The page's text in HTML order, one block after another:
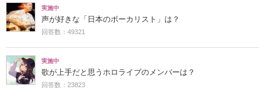
実施中
声が好きな「日本のボーカリスト」は？
回答数：49321
実施中
歌が上手だと思うホロライブのメンバーは？
回答数：23823